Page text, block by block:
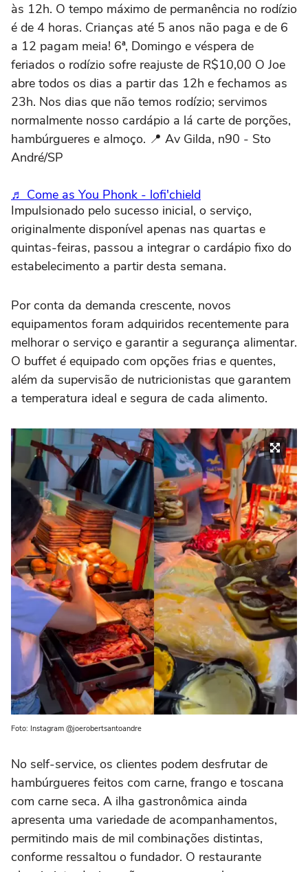
às 12h. O tempo máximo de permanência no rodízio
é de 4 horas. Crianças até 5 anos não paga e de 6
a 12 pagam meia! 6ª, Domingo e véspera de
feriados o rodízio sofre reajuste de R$10,00 O Joe
abre todos os dias a partir das 12h e fechamos as
23h. Nos dias que não temos rodízio; servimos
normalmente nosso cardápio a lá carte de porções,
hambúrgueres e almoço. 📍 Av Gilda, n90 - Sto
André/SP
♬ Come as You Phonk - lofi'chield
Impulsionado pelo sucesso inicial, o serviço,
originalmente disponível apenas nas quartas e
quintas-feiras, passou a integrar o cardápio fixo do
estabelecimento a partir desta semana.
Por conta da demanda crescente, novos
equipamentos foram adquiridos recentemente para
melhorar o serviço e garantir a segurança alimentar.
O buffet é equipado com opções frias e quentes,
além da supervisão de nutricionistas que garantem
a temperatura ideal e segura de cada alimento.
Foto: Instagram @joerobertsantoandre
No self-service, os clientes podem desfrutar de
hambúrgueres feitos com carne, frango e toscana
com carne seca. A ilha gastronômica ainda
apresenta uma variedade de acompanhamentos,
permitindo mais de mil combinações distintas,
conforme ressaltou o fundador. O restaurante